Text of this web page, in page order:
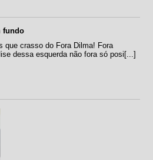
fundo
que crasso do Fora Dilma! Fora
dessa esquerda não fora só posi[...]